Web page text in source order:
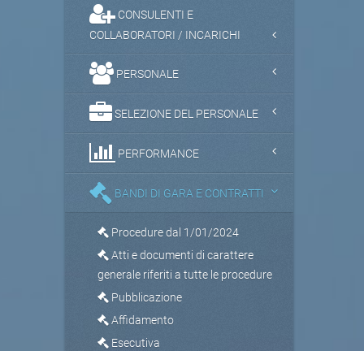
CONSULENTI E
COLLABORATORI / INCARICHI
PERSONALE
SELEZIONE DEL PERSONALE
PERFORMANCE
BANDI DI GARA E CONTRATTI
Procedure dal 1/01/2024
Atti e documenti di carattere
generale riferiti a tutte le procedure
Pubblicazione
Affidamento
Esecutiva